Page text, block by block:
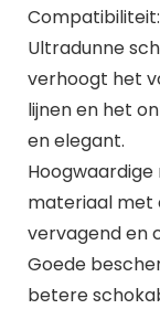
Ultradunne
verhoogt het
lijnen en het
en elegant.
materiaal met
vervagend en
Goede
betere